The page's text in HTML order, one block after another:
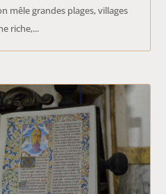
mêle grandes plages, villages
riche,...